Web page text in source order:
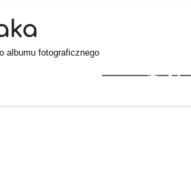
albumu fotograficznego
47